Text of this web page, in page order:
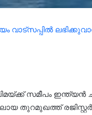
വാട്സപ്പിൽ
ലിമയ്ക്ക് സമീപം
തുറമുഖത്ത്